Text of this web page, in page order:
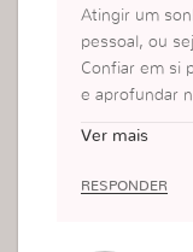
Atingir um
pessoal, ou
Confiar em si
e aprofundar
Ver mais
RESPONDER